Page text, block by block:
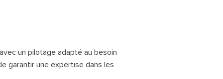
modulaire
Mobilier urbain modulable et inox,
un pilotage adapté au besoin
garantir une expertise dans les